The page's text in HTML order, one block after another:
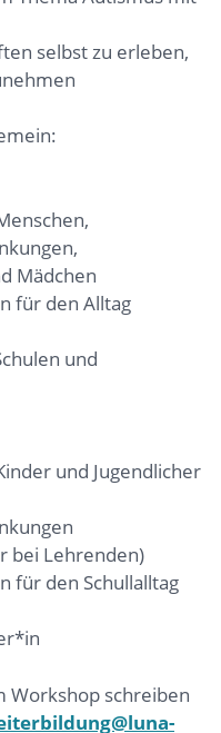
selbst zu erleben,
Mädchen
für den Alltag
und
und Jugendlicher
bei Lehrenden)
für den Schullalltag
Workshop schreiben